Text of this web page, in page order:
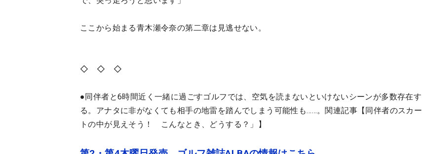
ここから始まる青木瀬令奈の第二章は見逃せない。
◇ ◇ ◇
●同伴者と6時間近く一緒に過ごすゴルフでは、空気を読まないといけないシーンが多数存在す
る。アナタに非がなくても相手の地雷を踏んでしまう可能性も……。関連記事【同伴者のスカー
トの中が見えそう！ こんなとき、どうする？」】